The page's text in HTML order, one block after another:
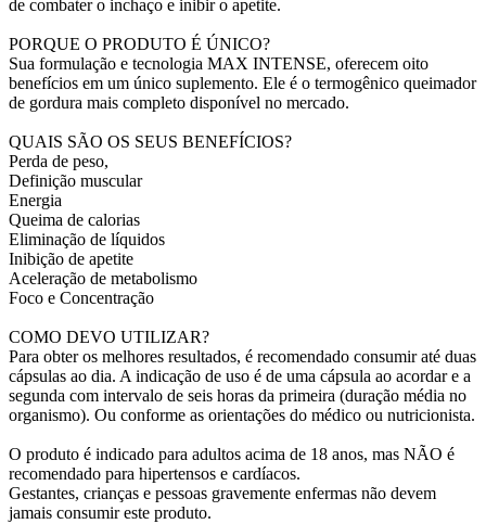
de combater o inchaço e inibir o apetite.
PORQUE O PRODUTO É ÚNICO?
Sua formulação e tecnologia MAX INTENSE, oferecem oito
benefícios em um único suplemento. Ele é o termogênico queimador
de gordura mais completo disponível no mercado.
QUAIS SÃO OS SEUS BENEFÍCIOS?
Perda de peso,
Definição muscular
Energia
Queima de calorias
Eliminação de líquidos
Inibição de apetite
Aceleração de metabolismo
Foco e Concentração
COMO DEVO UTILIZAR?
Para obter os melhores resultados, é recomendado consumir até duas
cápsulas ao dia. A indicação de uso é de uma cápsula ao acordar e a
segunda com intervalo de seis horas da primeira (duração média no
organismo). Ou conforme as orientações do médico ou nutricionista.
O produto é indicado para adultos acima de 18 anos, mas NÃO é
recomendado para hipertensos e cardíacos.
Gestantes, crianças e pessoas gravemente enfermas não devem
jamais consumir este produto.